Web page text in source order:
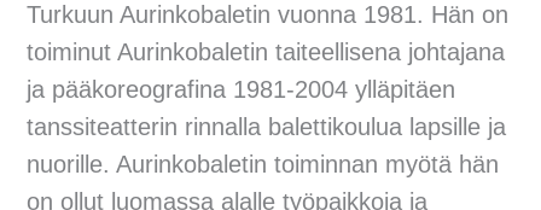
Turkuun Aurinkobaletin vuonna 1981. Hän on
toiminut Aurinkobaletin taiteellisena johtajana
ja pääkoreografina 1981-2004 ylläpitäen
tanssiteatterin rinnalla balettikoulua lapsille ja
nuorille. Aurinkobaletin toiminnan myötä hän
on ollut luomassa alalle työpaikkoja ja